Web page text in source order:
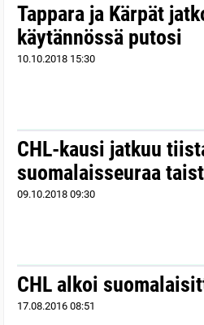
Tappara ja Kärpät
käytännössä putosi
10.10.2018 15:30
CHL-kausi jatkuu
suomalaisseuraa
09.10.2018 09:30
CHL alkoi
17.08.2016 08:51